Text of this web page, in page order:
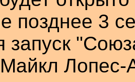
позднее 3
запуск
Лопес-